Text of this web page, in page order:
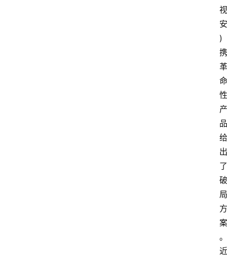
视
安
)
携
革
命
性
产
品
给
出
了
破
局
方
案
。
近